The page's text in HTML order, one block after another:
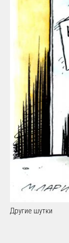
Другие шутки